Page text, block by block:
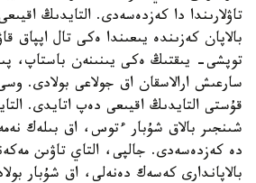
تاۋلارىندا دا كەزدەسەدى. التايدىڭ
بالاپان كەزىندە يىعىندا ەكى تال اپپاق
توپشى- يىقتىڭ ەكى يىنىنەن باستاپ،
سارعىش ارالاسقان اق جولاعى بولادى.
قۇستى التايدىڭ اقيىعى دەپ اتايدى.
شىنجىر بالاق شۇبار ءتوس، اق بىلەك
دە كەزدەسەدى. جالپى، التاي تاۋىن
بالاپاندارى كەسەك دەنەلى، اق شۇبار